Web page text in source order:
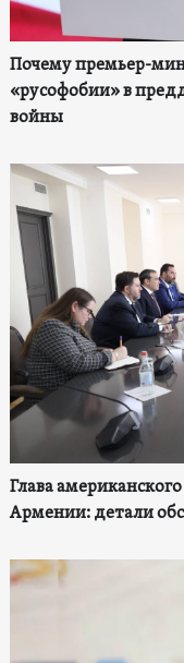
Почему премьер-
«русофобии» в
войны
Глава
Армении: детали